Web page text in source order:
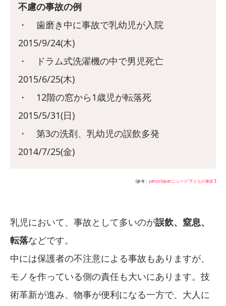
不慮の事故の例
・ 歯磨き中に事故で乳幼児が入院
2015/9/24(木)
・ ドラム式洗濯機の中で男児死亡
2015/6/25(木)
・ 12階の窓から1歳児が転落死
2015/5/31(日)
・ 第3の洗剤、乳幼児の誤飲多発
2014/7/25(金)
(参考： yahoo!Japanニュース"子どもの事故")
乳児において、事故として多いのが誤飲、窒息、
転落などです。
中には保護者の不注意による事故もありますが、
モノを作っている側の責任も大いにあります。技
術革新が進み、物事が便利になる一方で、大人に